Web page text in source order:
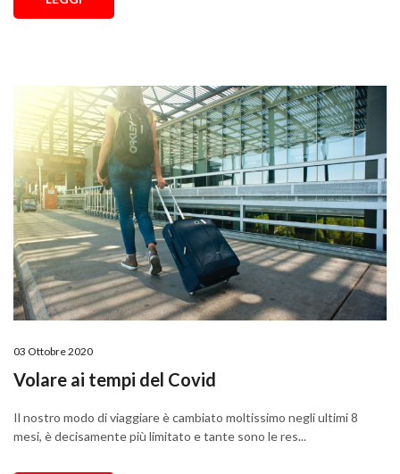
03 Ottobre 2020
Volare ai tempi del Covid
Il nostro modo di viaggiare è cambiato moltissimo negli ultimi 8
mesi, è decisamente più limitato e tante sono le res...